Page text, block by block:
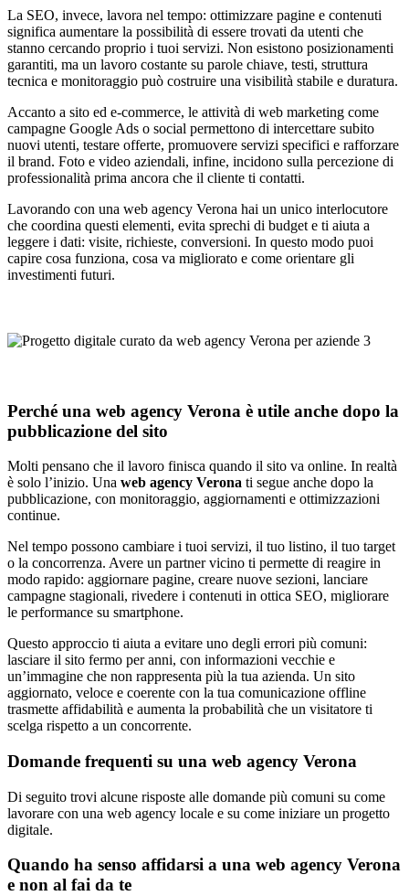
La SEO, invece, lavora nel tempo: ottimizzare pagine e contenuti
significa aumentare la possibilità di essere trovati da utenti che
stanno cercando proprio i tuoi servizi. Non esistono posizionamenti
garantiti, ma un lavoro costante su parole chiave, testi, struttura
tecnica e monitoraggio può costruire una visibilità stabile e duratura.
Accanto a sito ed e-commerce, le attività di web marketing come
campagne Google Ads o social permettono di intercettare subito
nuovi utenti, testare offerte, promuovere servizi specifici e rafforzare
il brand. Foto e video aziendali, infine, incidono sulla percezione di
professionalità prima ancora che il cliente ti contatti.
Lavorando con una web agency Verona hai un unico interlocutore
che coordina questi elementi, evita sprechi di budget e ti aiuta a
leggere i dati: visite, richieste, conversioni. In questo modo puoi
capire cosa funziona, cosa va migliorato e come orientare gli
investimenti futuri.
Perché una web agency Verona è utile anche dopo la
pubblicazione del sito
Molti pensano che il lavoro finisca quando il sito va online. In realtà
è solo l’inizio. Una web agency Verona ti segue anche dopo la
pubblicazione, con monitoraggio, aggiornamenti e ottimizzazioni
continue.
Nel tempo possono cambiare i tuoi servizi, il tuo listino, il tuo target
o la concorrenza. Avere un partner vicino ti permette di reagire in
modo rapido: aggiornare pagine, creare nuove sezioni, lanciare
campagne stagionali, rivedere i contenuti in ottica SEO, migliorare
le performance su smartphone.
Questo approccio ti aiuta a evitare uno degli errori più comuni:
lasciare il sito fermo per anni, con informazioni vecchie e
un’immagine che non rappresenta più la tua azienda. Un sito
aggiornato, veloce e coerente con la tua comunicazione offline
trasmette affidabilità e aumenta la probabilità che un visitatore ti
scelga rispetto a un concorrente.
Domande frequenti su una web agency Verona
Di seguito trovi alcune risposte alle domande più comuni su come
lavorare con una web agency locale e su come iniziare un progetto
digitale.
Quando ha senso affidarsi a una web agency Verona
e non al fai da te